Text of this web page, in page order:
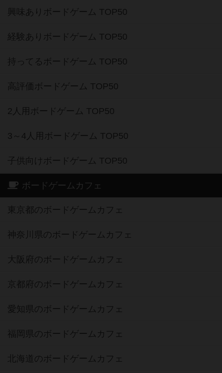
興味ありボードゲーム TOP50
経験ありボードゲーム TOP50
持ってるボードゲーム TOP50
高評価ボードゲーム TOP50
2人用ボードゲーム TOP50
3～4人用ボードゲーム TOP50
子供向けボードゲーム TOP50
ボードゲームカフェ
東京都のボードゲームカフェ
神奈川県のボードゲームカフェ
大阪府のボードゲームカフェ
京都府のボードゲームカフェ
愛知県のボードゲームカフェ
福岡県のボードゲームカフェ
北海道のボードゲームカフェ